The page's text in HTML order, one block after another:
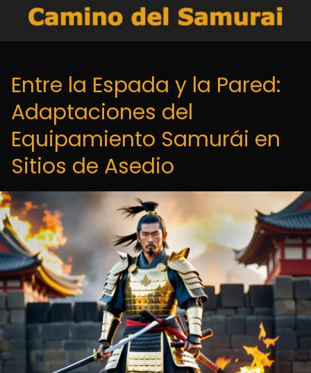
Entre la Espada y la Pared:
Adaptaciones del
Equipamiento Samurái en
Sitios de Asedio